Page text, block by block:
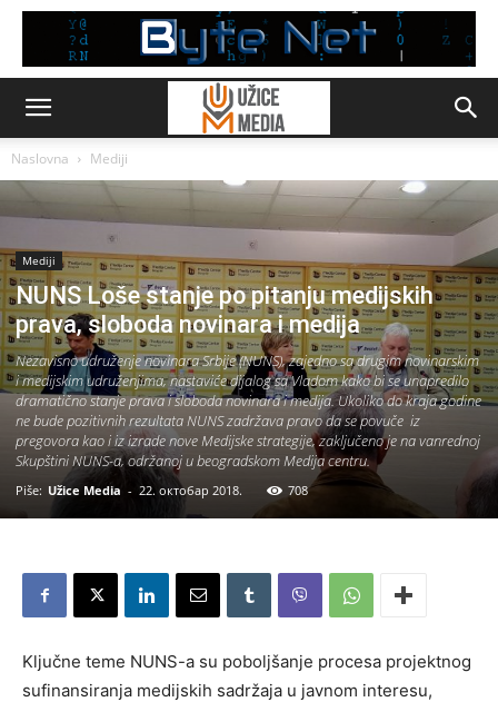
Naslovna Mediji
Mediji
NUNS Loše stanje po pitanju medijskih
prava, sloboda novinara i medija
Nezavisno udruženje novinara Srbije (NUNS), zajedno sa drugim novinarskim
i medijskim udruženjima, nastaviće dijalog sa Vladom kako bi se unapredilo
dramatično stanje prava i sloboda novinara i medija. Ukoliko do kraja godine
ne bude pozitivnih rezultata NUNS zadržava pravo da se povuče iz
pregovora kao i iz izrade nove Medijske strategije, zaključeno je na vanrednoj
Skupštini NUNS-a, održanoj u beogradskom Medija centru.
Piše: Užice Media - 22. октобар 2018. 708
Ključne teme NUNS-a su poboljšanje procesa projektnog
sufinansiranja medijskih sadržaja u javnom interesu,